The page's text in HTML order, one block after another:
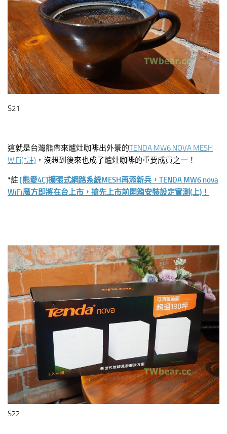
S21
這就是台灣熊帶來爐灶咖啡出外景的TENDA MW6 NOVA MESH
WiFi(*註) ，沒想到後來也成了爐灶咖啡的重要成員之一！
*註 [熊愛4C]擴張式網路系統MESH再添新兵，TENDA MW6 nova
WiFi魔方即將在台上市，搶先上市前開箱安裝設定實測(上)！
S22